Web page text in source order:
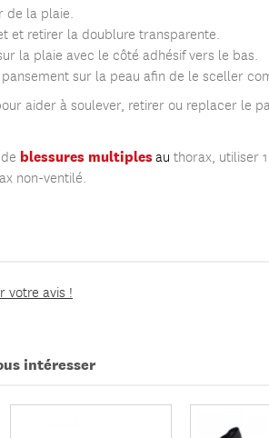
la plaie.
et retirer la doublure transparente.
la plaie avec le côté adhésif vers le bas.
sur la peau afin de le sceller
aider à soulever, retirer ou replacer le
blessures multiplesau thorax, utiliser
non-ventilé.
votre avis !
intéresser